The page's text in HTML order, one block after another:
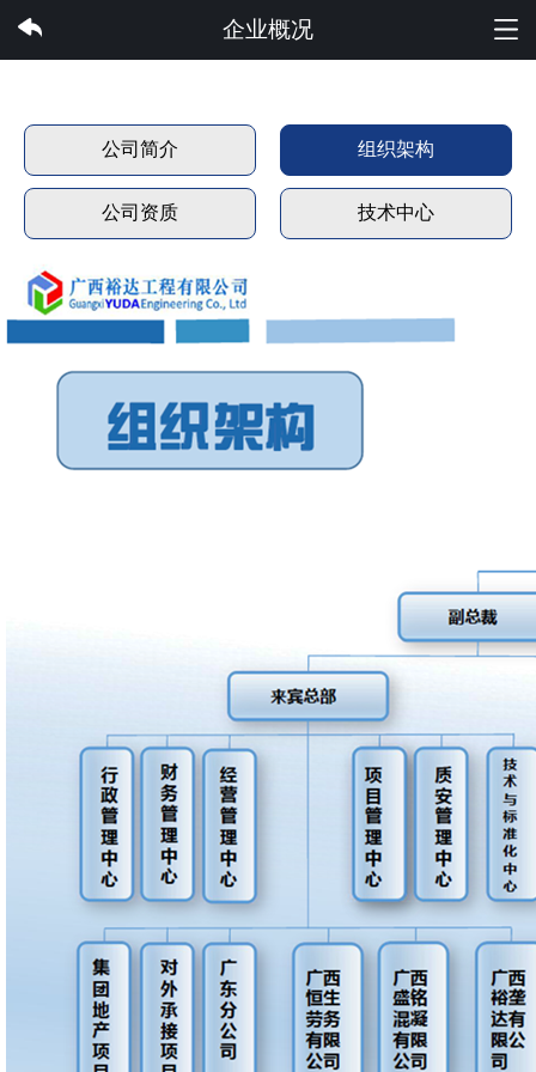
雷速体育集团有限公司
企业概况
公司简介 组织架构
公司资质 技术中心